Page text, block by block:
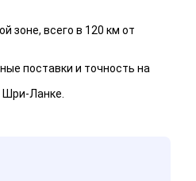
зоне, всего в 120 км от
поставки и точность на
Шри-Ланке.